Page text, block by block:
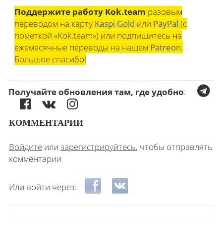
Поддержите работу Kok.team разовым
переводом на карту Kaspi Gold или PayPal (с
пометкой «Kok.team») или подпишитесь на
ежемесячные переводы на нашем Patreon.
Большое спасибо!
Получайте обновления там, где удобно:
КОММЕНТАРИИ
Войдите или зарегистрируйтесь, чтобы отправлять
комментарии
Или войти через: Login with Facebook
Login with ВКонтакте